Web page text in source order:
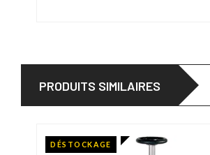
PRODUITS SIMILAIRES
DÉSTOCKAGE